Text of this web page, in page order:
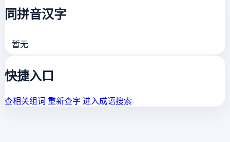
同拼音汉字
暂无
快捷入口
查相关组词 重新查字 进入成语搜索